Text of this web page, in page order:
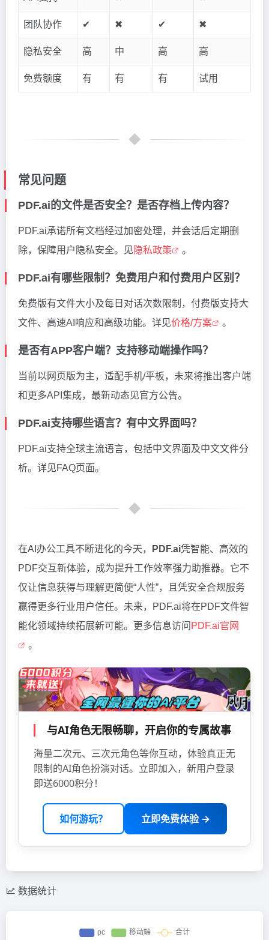
团队协作 ✔ ✖ ✔ ✖
隐私安全 高 中 高 高
免费额度 有 有 有 试用
常见问题
PDF.ai的文件是否安全？是否存档上传内容？
PDF.ai承诺所有文档经过加密处理，并会话后定期删
除，保障用户隐私安全。见 隐私政策 。
PDF.ai有哪些限制？免费用户和付费用户区别？
免费版有文件大小及每日对话次数限制，付费版支持大
文件、高速AI响应和高级功能。详见价格/方案 。
是否有APP客户端？支持移动端操作吗？
当前以网页版为主，适配手机/平板，未来将推出客户端
和更多API集成，最新动态见官方公告。
PDF.ai支持哪些语言？有中文界面吗？
PDF.ai支持全球主流语言，包括中文界面及中文文件分
析。详见FAQ页面。
在AI办公工具不断进化的今天， PDF.ai凭智能、高效的
PDF交互新体验，成为提升工作效率强力助推器。它不
仅让信息获得与理解更简便“人性”，且凭安全合规服务
赢得更多行业用户信任。未来，PDF.ai将在PDF文件智
能化领域持续拓展新可能。更多信息访问 PDF.ai官网
。
与AI角色无限畅聊，开启你的专属故事
海量二次元、三次元角色等你互动，体验真正无
限制的AI角色扮演对话。立即加入，新用户登录
即送6000积分！
如何游玩？ 立即免费体验 →
数据统计